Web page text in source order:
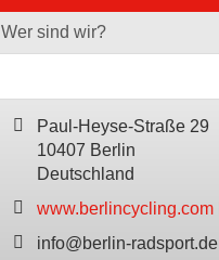
Wer sind wir?
Paul-Heyse-Straße 29
10407 Berlin
Deutschland
www.berlincycling.com
info@berlin-radsport.de